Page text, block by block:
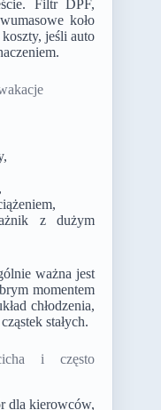
Filtr DPF,
koło
jeśli auto
z dużym
ważna jest
momentem
chłodzenia,
stałych.
i często
dla kierowców,